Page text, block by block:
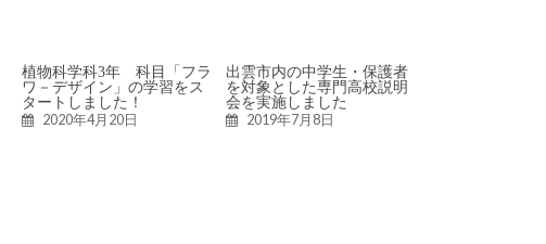
植物科学科3年 科目「フラ
ワ－デザイン」の学習をス
タートしました！
2020年4月20日
出雲市内の中学生・保護者
を対象とした専門高校説明
会を実施しました
2019年7月8日